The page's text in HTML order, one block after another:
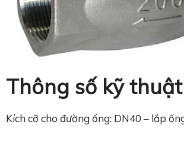
Thông số kỹ thuật
Kích cỡ cho đường ống: DN40 – lắp